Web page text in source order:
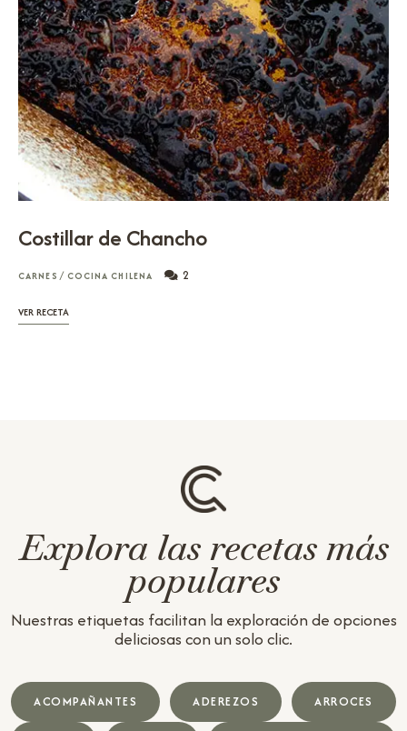
Costillar de Chancho
CARNES / COCINA CHILENA 2
VER RECETA
Explora las recetas más
populares
Nuestras etiquetas facilitan la exploración de opciones
deliciosas con un solo clic.
ACOMPAÑANTES ADEREZOS ARROCES